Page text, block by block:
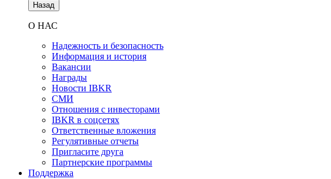
Назад
О НАС
Надежность и безопасность
Информация и история
Вакансии
Награды
Новости IBKR
СМИ
Отношения с инвесторами
IBKR в соцсетях
Ответственные вложения
Регулятивные отчеты
Пригласите друга
Партнерские программы
Поддержка